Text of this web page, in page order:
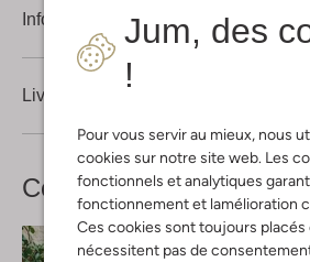
Jum, des
!
Pour vous servir au mieux, nous
cookies sur notre site web. Les
fonctionnels et analytiques
fonctionnement et lamélioration
Ces cookies sont toujours placés
nécessitent pas de
Information produit
Livraison & retours
Complétez votrelook